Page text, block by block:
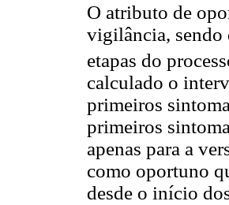
O atributo de
vigilância, sendo
etapas do
calculado o
primeiros
primeiros
apenas para a
como oportuno
desde o início